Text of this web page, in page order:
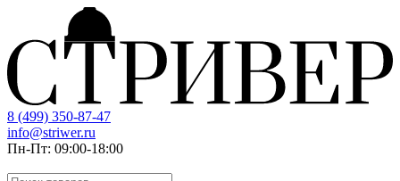
8 (499) 350-87-47
info@striwer.ru
Пн-Пт: 09:00-18:00